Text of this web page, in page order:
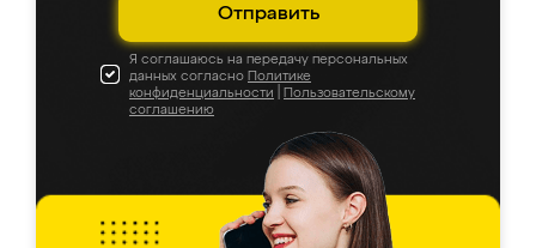
Отправить
Я соглашаюсь на передачу персональных
данных согласно Политике
конфиденциальности
Пользовательскому
соглашению